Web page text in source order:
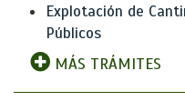
Explotación de
Públicos
MÁS TRÁMITES